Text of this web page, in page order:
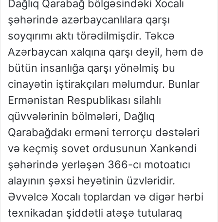
Dağlıq Qarabağ bölgəsindəki Xocalı
şəhərində azərbaycanlılara qarşı
soyqırımı aktı törədilmişdir. Təkcə
Azərbaycan xalqına qarşı deyil, həm də
bütün insanlığa qarşı yönəlmiş bu
cinayətin iştirakçıları məlumdur. Bunlar
Ermənistan Respublikası silahlı
qüvvələrinin bölmələri, Dağlıq
Qarabağdakı erməni terrorçu dəstələri
və keçmiş sovet ordusunun Xankəndi
şəhərində yerləşən 366-cı motoatıcı
alayının şəxsi heyətinin üzvləridir.
Əvvəlcə Xocalı toplardan və digər hərbi
texnikadan şiddətli atəşə tutularaq